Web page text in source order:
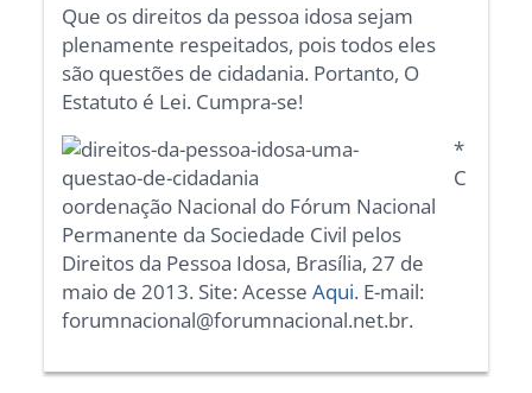
Que os direitos da pessoa idosa sejam
plenamente respeitados, pois todos eles
são questões de cidadania. Portanto, O
Estatuto é Lei. Cumpra-se!
*
C
oordenação Nacional do Fórum Nacional
Permanente da Sociedade Civil pelos
Direitos da Pessoa Idosa, Brasília, 27 de
maio de 2013. Site: AcesseAqui. E-mail:
forumnacional@forumnacional.net.br.